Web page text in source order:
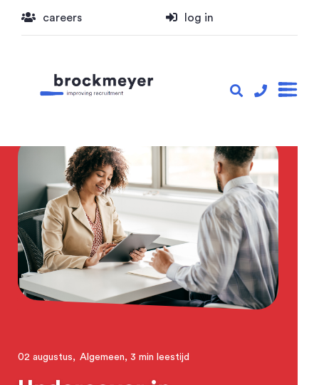
careers log in
02 augustus, Algemeen, 3 min leestijd